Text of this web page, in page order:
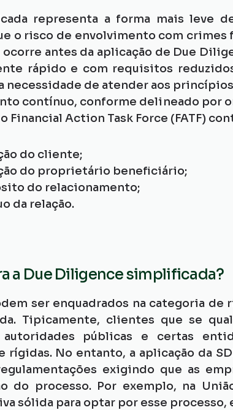
representa a forma mais leve
o risco de envolvimento com
antes da aplicação de Due
rápido e com requisitos
necessidade de atender aos
contínuo, conforme delineado por
Financial Action Task Force (FATF)
do cliente;
do proprietário beneficiário;
do relacionamento;
da relação.
a Due Diligence simplificada?
ser enquadrados na categoria de
Tipicamente, clientes que se
públicas e certas
No entanto, a aplicação da
exigindo que as
do processo. Por exemplo, na
sólida para optar por esse processo,